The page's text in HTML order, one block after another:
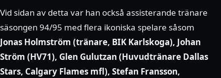
Vid sidan av detta var han också assisterande tränare
säsongen 94/95 med flera ikoniska spelare såsom
Jonas Holmström (tränare, BIK Karlskoga), Johan
Ström (HV71), Glen Gulutzan (Huvudtränare Dallas
Stars, Calgary Flames mfl), Stefan Fransson,